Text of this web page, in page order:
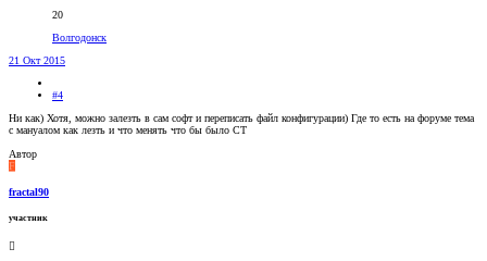
20
Волгодонск
21 Окт 2015
#4
Ни как) Хотя, можно залезть в сам софт и переписать файл конфигурации) Где то есть на форуме тема
с мануалом как лезть и что менять что бы было СТ
Автор
F
fractal90
участник